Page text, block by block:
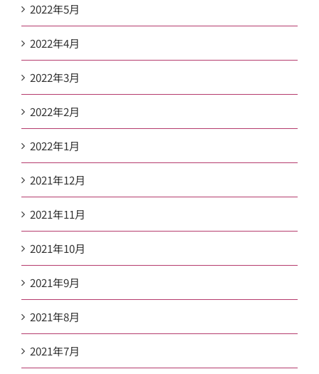
2022年5月
2022年4月
2022年3月
2022年2月
2022年1月
2021年12月
2021年11月
2021年10月
2021年9月
2021年8月
2021年7月